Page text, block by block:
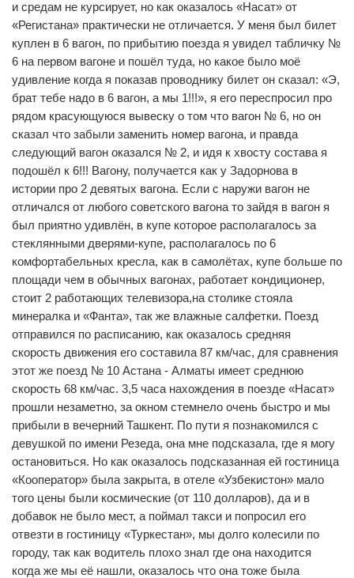
и средам не курсирует, но как оказалось «Насат» от
«Регистана» практически не отличается. У меня был билет
куплен в 6 вагон, по прибытию поезда я увидел табличку №
6 на первом вагоне и пошёл туда, но какое было моё
удивление когда я показав проводнику билет он сказал: «Э,
брат тебе надо в 6 вагон, а мы 1!!!», я его переспросил про
рядом красующуюся вывеску о том что вагон № 6, но он
сказал что забыли заменить номер вагона, и правда
следующий вагон оказался № 2, и идя к хвосту состава я
подошёл к 6!!! Вагону, получается как у Задорнова в
истории про 2 девятых вагона. Если с наружи вагон не
отличался от любого советского вагона то зайдя в вагон я
был приятно удивлён, в купе которое располагалось за
стеклянными дверями-купе, располагалось по 6
комфортабельных кресла, как в самолётах, купе больше по
площади чем в обычных вагонах, работает кондиционер,
стоит 2 работающих телевизора,на столике стояла
минералка и «Фанта», так же влажные салфетки. Поезд
отправился по расписанию, как оказалось средняя
скорость движения его составила 87 км/час, для сравнения
этот же поезд № 10 Астана - Алматы имеет среднюю
скорость 68 км/час. 3,5 часа нахождения в поезде «Насат»
прошли незаметно, за окном стемнело очень быстро и мы
прибыли в вечерний Ташкент. По пути я познакомился с
девушкой по имени Резеда, она мне подсказала, где я могу
остановиться. Но как оказалось подсказанная ей гостиница
«Кооператор» была закрыта, в отеле «Узбекистон» мало
того цены были космические (от 110 долларов), да и в
добавок не было мест, а поймал такси и попросил его
отвезти в гостиницу «Туркестан», мы долго колесили по
городу, так как водитель плохо знал где она находится
когда же мы её нашли, оказалось что она тоже была